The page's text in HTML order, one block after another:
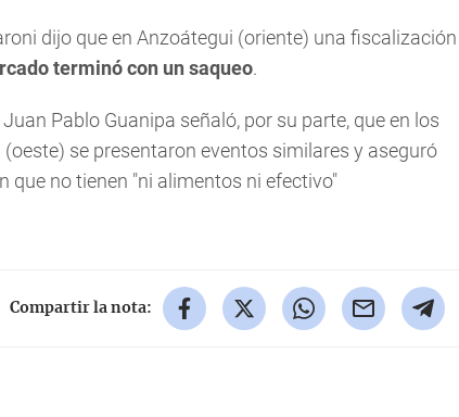
dijo que en Anzoátegui (oriente) una fiscalización
terminó con un saqueo.
Pablo Guanipa señaló, por su parte, que en los
se presentaron eventos similares y aseguró
que no tienen "ni alimentos ni efectivo"
Compartir la nota: